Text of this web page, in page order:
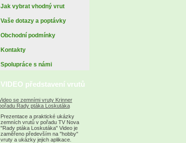
Jak vybrat vhodný vrut
Vaše dotazy a poptávky
Obchodní podmínky
Kontakty
Spolupráce s námi
VIDEO představení vrutů
Prezentace a praktické ukázky
zemních vrutů v pořadu TV Nova
"Rady ptáka Loskutáka" Video je
zaměřeno především na "hobby"
vruty a ukázky jejich aplikace.